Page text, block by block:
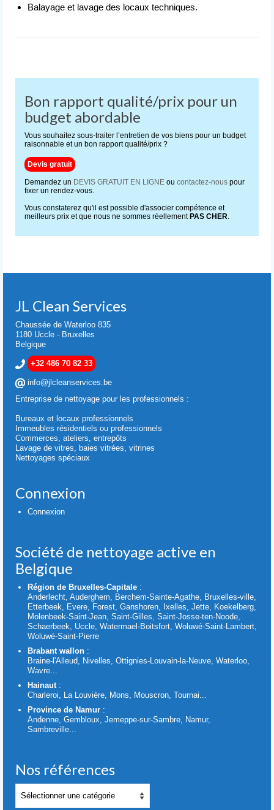
Balayage et lavage des locaux techniques.
Bon rapport qualité/prix pour un
budget abordable
Vous souhaitez sous-traiter l’entretien de vos biens pour un budget
raisonnable et un bon rapport qualité/prix ?
Devis gratuit
Demandez un DEVIS GRATUIT EN LIGNE ou contactez-nous pour
fixer un rendez-vous.
Vous constaterez qu'il est possible d'associer compétence et
meilleurs prix et que nous ne sommes réellementPAS CHER.
JL Clean Services
Chaussée de Waterloo 835
1180 Uccle - Bruxelles
Belgique
+32 486 70 82 33
info@jlcleanservices.be
Entreprise de nettoyage pour les professionnels :
Bureaux et locaux professionnels
Immeubles résidentiels ou professionnels
Commerces, ateliers, entrepôts
Lavage de vitres, baies vitrées, vitrines
Nettoyages spéciaux
Connexion
Connexion
Société de nettoyage active en
Belgique
Région de Bruxelles-Capitale :
Anderlecht, Auderghem, Berchem-Sainte-Agathe, Bruxelles-ville,
Etterbeek, Evere, Forest, Ganshoren, Ixelles, Jette, Koekelberg,
Molenbeek-Saint-Jean, Saint-Gilles, Saint-Josse-ten-Noode,
Schaerbeek, Uccle, Watermael-Boitsfort, Woluwé-Saint-Lambert,
Woluwé-Saint-Pierre
Brabant wallon :
Braine-l'Alleud, Nivelles, Ottignies-Louvain-la-Neuve, Waterloo,
Wavre...
Hainaut :
Charleroi, La Louvière, Mons, Mouscron, Tournai...
Province de Namur :
Andenne, Gembloux, Jemeppe-sur-Sambre, Namur,
Sambreville...
Nos références
Nos
références